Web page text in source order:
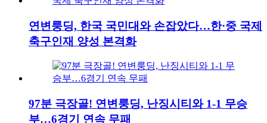
연변룽딩, 한국 국민대와 손잡았다…한·중 국제
축구인재 양성 본격화
97분 극장골! 연변룽딩, 난징시티와 1-1 무승
부…6경기 연속 무패